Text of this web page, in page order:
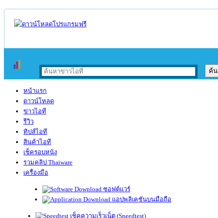
หน้าแรก
ดาวน์โหลด
ข่าวไอที
รีวิว
ทิปส์ไอที
สินค้าไอที
เช็ครอบหนัง
รวมคลิป Thaiware
เครื่องมือ
ซอฟต์แวร์
แอปพลิเคชันบนมือถือ
เช็คความเร็วเน็ต (Speedtest)